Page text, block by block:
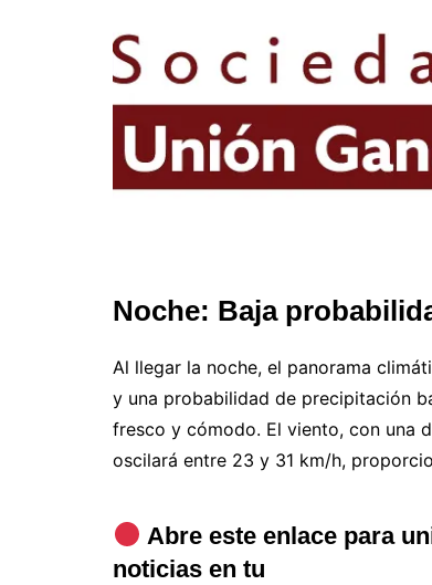
Noche: Baja
Al llegar la noche, el panorama
y una probabilidad de precipitación
fresco y cómodo. El viento, con una
oscilará entre 23 y 31 km/h,
Abre este enlace para
noticias en tu